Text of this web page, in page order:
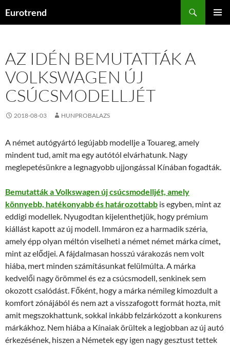
Eurotrend
AZ IDÉN BEMUTATTÁK A
VOLKSWAGEN ÚJ
CSÚCSMODELLJÉT
2018-08-03 HUNPROBALAZS
A német autógyártó legújabb modellje a Touareg, amely
mindent tud, amit ma egy autótól elvárhatunk. Nagy
meglepetésünkre a legnagyobb ujjongással Kínában fogadták.
Bemutatták a Volkswagen új csúcsmodelljét, amely
könnyebb, hatékonyabb és határozottabb is egyben, mint az
eddigi modellek. Nyugodtan kijelenthetjük, hogy prémium
kiállást kapott az új modell. Immáron ez a harmadik széria,
amely épp olyan méltón viselheti a német német márka címet,
mint az elődjei. A fájdalmasan hosszú várakozás nem volt
hiába, mert minden számításunkat felülmúlta. A márka
kedvelői nagy örömmel és ez a csúcsmodell, senkinek sem
okozott csalódást. Főként, hogy a márka némileg kimozdult a
komfort zónájából és nem azt a visszafogott formát hozta, mit
amit megszokhattunk, sokkal inkább felzárkózott a konkurens
márkákhoz. Nem hiába a Kínaiak örültek a legjobban az új autó
érkezésének, hiszen a Németek egy igen nagy gesztust tettek